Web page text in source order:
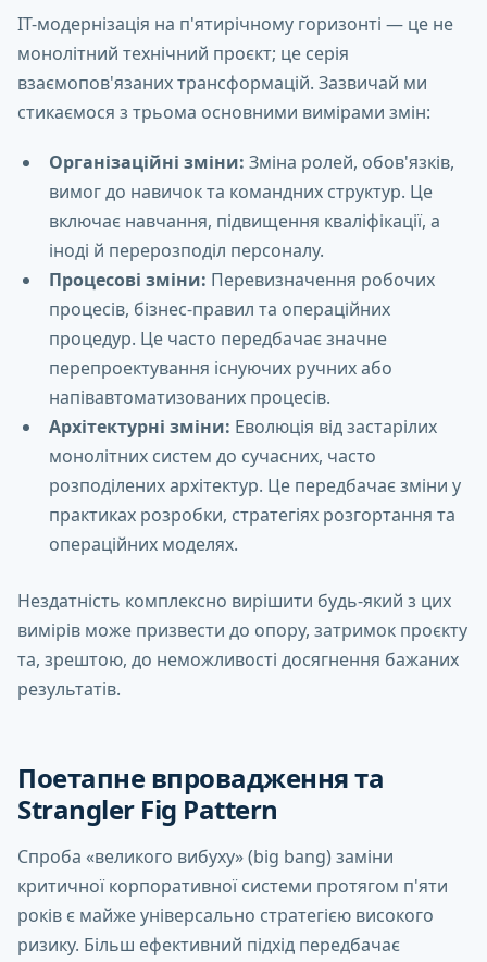
ІТ-модернізація на п'ятирічному горизонті — це не
монолітний технічний проєкт; це серія
взаємопов'язаних трансформацій. Зазвичай ми
стикаємося з трьома основними вимірами змін:
Організаційні зміни: Зміна ролей, обов'язків,
вимог до навичок та командних структур. Це
включає навчання, підвищення кваліфікації, а
іноді й перерозподіл персоналу.
Процесові зміни: Перевизначення робочих
процесів, бізнес-правил та операційних
процедур. Це часто передбачає значне
перепроектування існуючих ручних або
напівавтоматизованих процесів.
Архітектурні зміни: Еволюція від застарілих
монолітних систем до сучасних, часто
розподілених архітектур. Це передбачає зміни у
практиках розробки, стратегіях розгортання та
операційних моделях.
Нездатність комплексно вирішити будь-який з цих
вимірів може призвести до опору, затримок проєкту
та, зрештою, до неможливості досягнення бажаних
результатів.
Поетапне впровадження та
Strangler Fig Pattern
Спроба «великого вибуху» (big bang) заміни
критичної корпоративної системи протягом п'яти
років є майже універсально стратегією високого
ризику. Більш ефективний підхід передбачає